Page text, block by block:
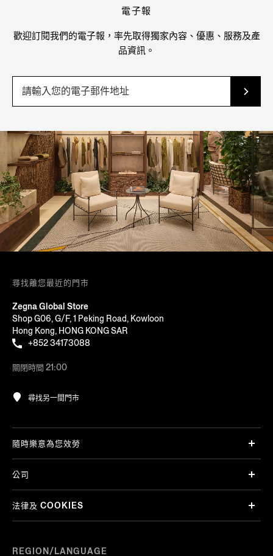
電子報
歡迎訂閱我們的電子報，率先取得獨家內容、優惠、服務及產
品資訊。
尋找離您最近的門市
Zegna Global Store
Shop G06, G/F, 1 Peking Road, Kowloon
Hong Kong, HONG KONG SAR
+852 34173088
關閉時間 21:00
尋找另一間門市
REGION/LANGUAGE
隨時樂意為您效勞
公司
法律及 COOKIES